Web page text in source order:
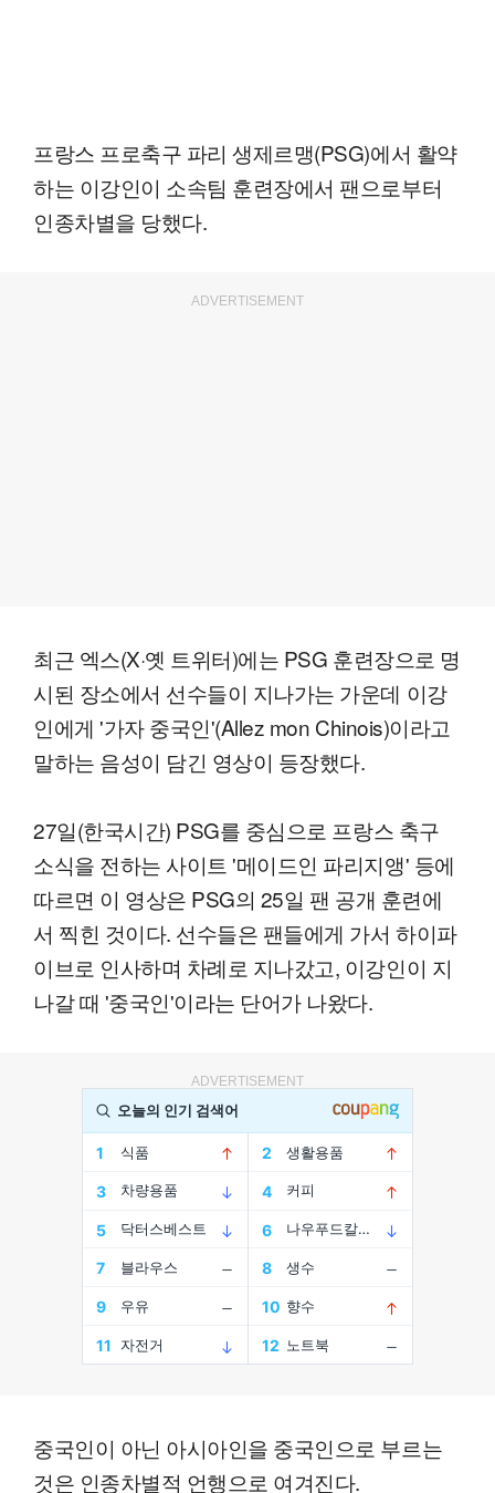
프랑스 프로축구 파리 생제르맹(PSG)에서 활약
하는 이강인이 소속팀 훈련장에서 팬으로부터
인종차별을 당했다.
ADVERTISEMENT
최근 엑스(X·옛 트위터)에는 PSG 훈련장으로 명
시된 장소에서 선수들이 지나가는 가운데 이강
인에게 '가자 중국인'(Allez mon Chinois)이라고
말하는 음성이 담긴 영상이 등장했다.
27일(한국시간) PSG를 중심으로 프랑스 축구
소식을 전하는 사이트 '메이드인 파리지앵' 등에
따르면 이 영상은 PSG의 25일 팬 공개 훈련에
서 찍힌 것이다. 선수들은 팬들에게 가서 하이파
이브로 인사하며 차례로 지나갔고, 이강인이 지
나갈 때 '중국인'이라는 단어가 나왔다.
ADVERTISEMENT
중국인이 아닌 아시아인을 중국인으로 부르는
것은 인종차별적 언행으로 여겨진다.